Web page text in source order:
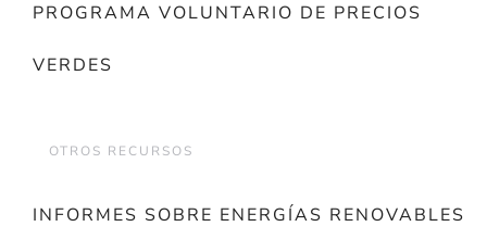
PROGRAMA VOLUNTARIO DE PRECIOS
VERDES
OTROS RECURSOS
INFORMES SOBRE ENERGÍAS RENOVABLES